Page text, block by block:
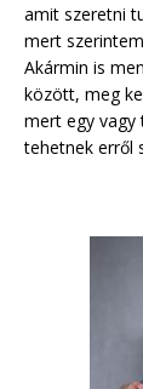
amit szeretni
mert
Akármin is
között, meg
mert egy vagy
tehetnek erről